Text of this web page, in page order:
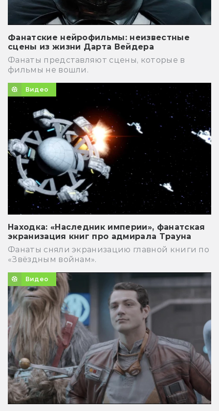
Фанатские нейрофильмы: неизвестные
сцены из жизни Дарта Вейдера
Фанаты представляют сцены, которые в
фильмы не вошли.
Видео
Находка: «Наследник империи», фанатская
экранизация книг про адмирала Трауна
Фанаты сняли экранизацию главной книги по
«Звёздным войнам».
Видео